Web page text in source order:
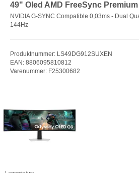
49" Oled AMD FreeSync
NVIDIA G-SYNC Compatible 0,03ms - Dual
144Hz
Produktnummer: LS49DG912SUXEN
EAN: 8806095810812
Varenummer: F25300682